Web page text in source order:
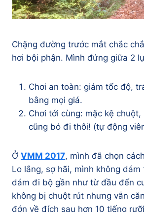
Chặng đường trước mắt chắc
hơi bội phận. Mình đứng giữa 2
Chơi an toàn: giảm tốc độ,
bằng mọi giá.
Chơi tới cùng: mặc kệ chuột,
cũng bỏ đi thôi! (tự động
Ở VMM 2017, mình đã chọn
Lo lắng, sợ hãi, mình không dám
dám đi bộ gần như từ đầu đến
không bị chuột rút nhưng vẫn
đớn về đích sau hơn 10 tiếng